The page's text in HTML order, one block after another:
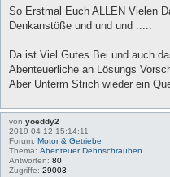
So Erstmal Euch ALLEN Vielen
Denkanstöße und und und .....
Da ist Viel Gutes Bei und auch
Abenteuerliche an Lösungs
Aber Unterm Strich wieder ein
von yoeddy2
2019-04-12 15:14:11
Forum: Motor & Getriebe
Thema: Abenteuer Dehnschrauben ...
Antworten: 80
Zugriffe: 29003